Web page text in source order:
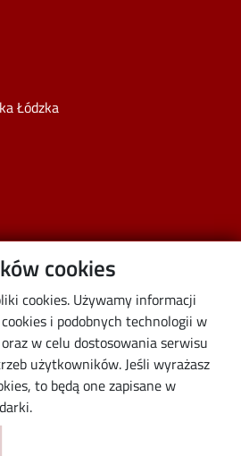
cookies
cookies. Używamy informacji
i podobnych technologii w
w celu dostosowania serwisu
użytkowników. Jeśli wyrażasz
to będą one zapisane w
Łódzka